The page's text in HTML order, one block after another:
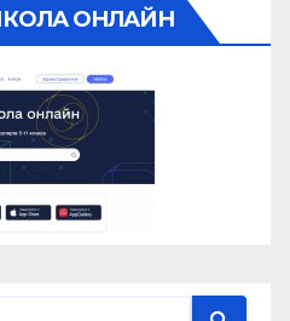
ОНЛАЙН